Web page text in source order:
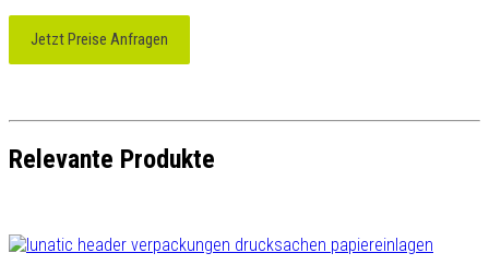
Jetzt Preise Anfragen
Relevante Produkte